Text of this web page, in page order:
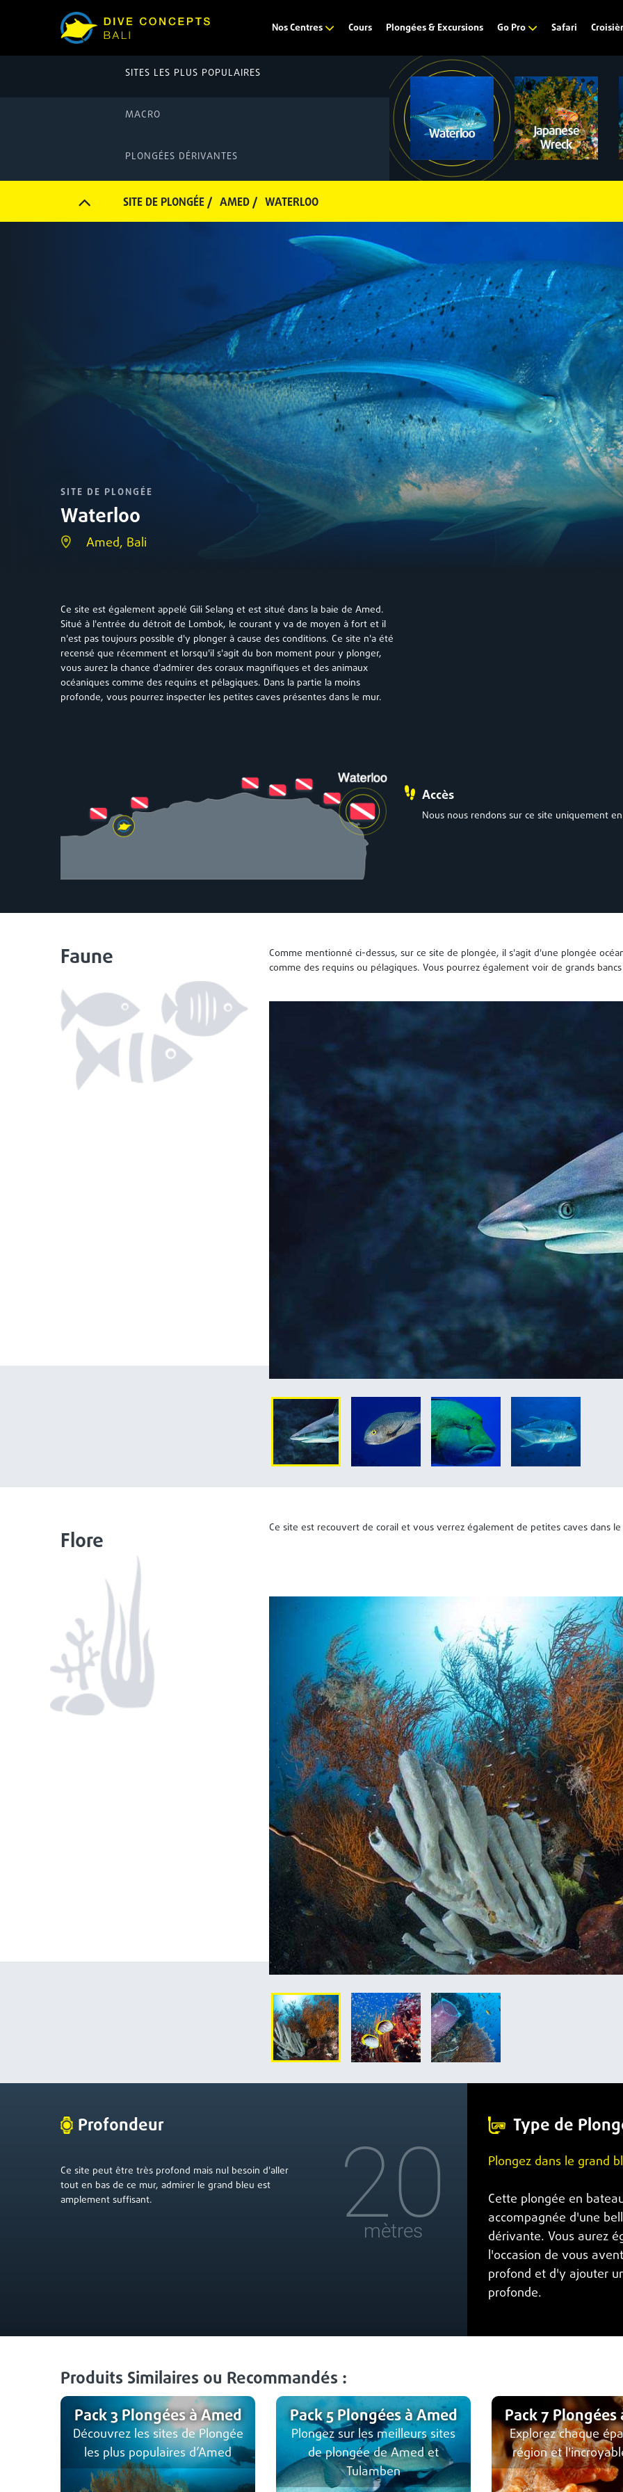
Nos Centres Cours Plongées & Excursions Go Pro Safari
SITES LES PLUS POPULAIRES
MACRO
PLONGÉES DÉRIVANTES
SITE DE PLONGÉE / AMED / WATERLOO
SITE DE PLONGÉE
Waterloo
Amed, Bali
Ce site est également appelé Gili Selang et est situé dans la baie de Amed.
Situé à l'entrée du détroit de Lombok, le courant y va de moyen à fort et il
n'est pas toujours possible d'y plonger à cause des conditions. Ce site n'a été
recensé que récemment et lorsqu'il s'agit du bon moment pour y plonger,
vous aurez la chance d'admirer des coraux magnifiques et des animaux
océaniques comme des requins et pélagiques. Dans la partie la moins
profonde, vous pourrez inspecter les petites caves présentes dans le mur.
Accès
Nous nous rendons sur ce site uniquement
Faune
Comme mentionné ci-dessus, sur ce site de plongée, il s'agit d'une plongée
comme des requins ou pélagiques. Vous pourrez également voir de grands
Flore Ce site est recouvert de corail et vous verrez également de petites caves dans
Profondeur
Ce site peut être très profond mais nul besoin d'aller
tout en bas de ce mur, admirer le grand bleu est
amplement suffisant.
20
mètres
Type de
Plongez dans le grand
Cette plongée en
accompagnée d'une
dérivante. Vous aurez
l'occasion de vous
profond et d'y ajouter
profonde.
Produits Similaires ou Recommandés :
Pack 3 Plongées à Amed
Découvrez les sites de Plongée
les plus populaires d’Amed
Pack 5 Plongées à Amed
Plongez sur les meilleurs sites
de plongée de Amed et
Tulamben
Pack 7 Plongées
Explorez chaque
région et